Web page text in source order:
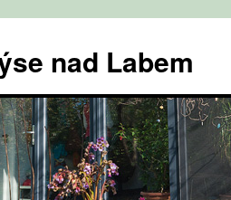
nad Labem